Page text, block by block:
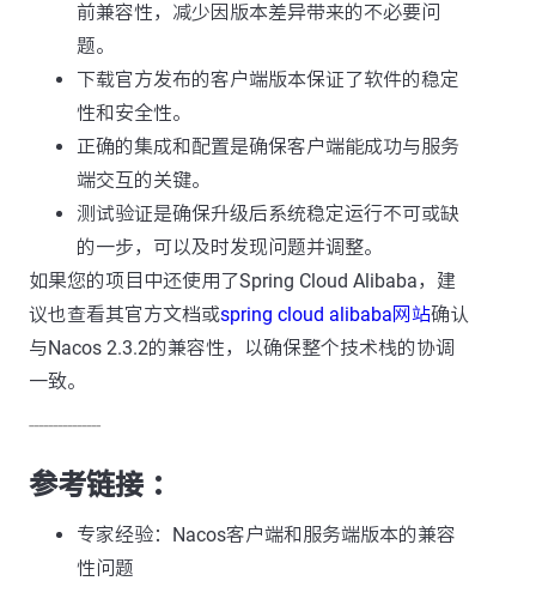
前兼容性，减少因版本差异带来的不必要问
题。
下载官方发布的客户端版本保证了软件的稳定
性和安全性。
正确的集成和配置是确保客户端能成功与服务
端交互的关键。
测试验证是确保升级后系统稳定运行不可或缺
的一步，可以及时发现问题并调整。
如果您的项目中还使用了Spring Cloud Alibaba，建
议也查看其官方文档或spring cloud alibaba网站确认
与Nacos 2.3.2的兼容性，以确保整个技术栈的协调
一致。
---------------
参考链接 ：
专家经验：Nacos客户端和服务端版本的兼容
性问题